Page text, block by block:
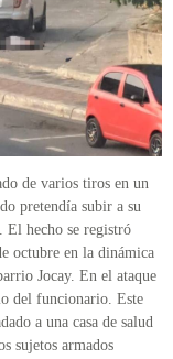
de varios tiros en un
pretendía subir a su
hecho se registró
octubre en la dinámica
Jocay. En el ataque
del funcionario. Este
a una casa de salud
sujetos armados